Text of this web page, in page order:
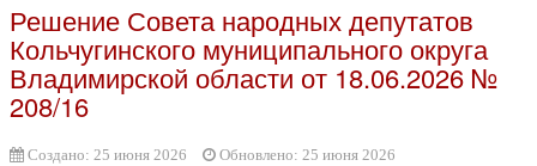
Решение Совета народных депутатов
Кольчугинского муниципального округа
Владимирской области от 18.06.2026 №
208/16
Создано: 25 июня 2026
Обновлено: 25 июня 2026